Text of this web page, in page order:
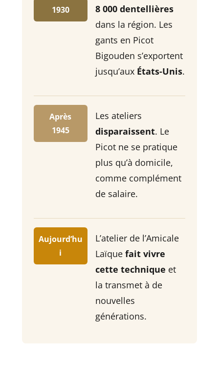
1930
8 000 dentellières
dans la région. Les
gants en Picot
Bigouden s’exportent
jusqu’aux États-Unis.
Après
1945
Les ateliers
disparaissent. Le
Picot ne se pratique
plus qu’à domicile,
comme complément
de salaire.
Aujourd’hu
i
L’atelier de l’Amicale
Laïque fait vivre
cette technique et
la transmet à de
nouvelles
générations.